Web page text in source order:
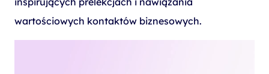
wartościowych kontaktów biznesowych.